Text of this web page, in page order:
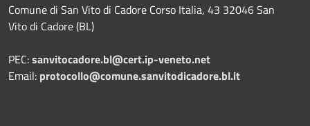
Comune di San Vito di Cadore Corso Italia, 43 32046 San
Vito di Cadore (BL)
PEC:sanvitocadore.bl@cert.ip-veneto.net
Email: protocollo@comune.sanvitodicadore.bl.it